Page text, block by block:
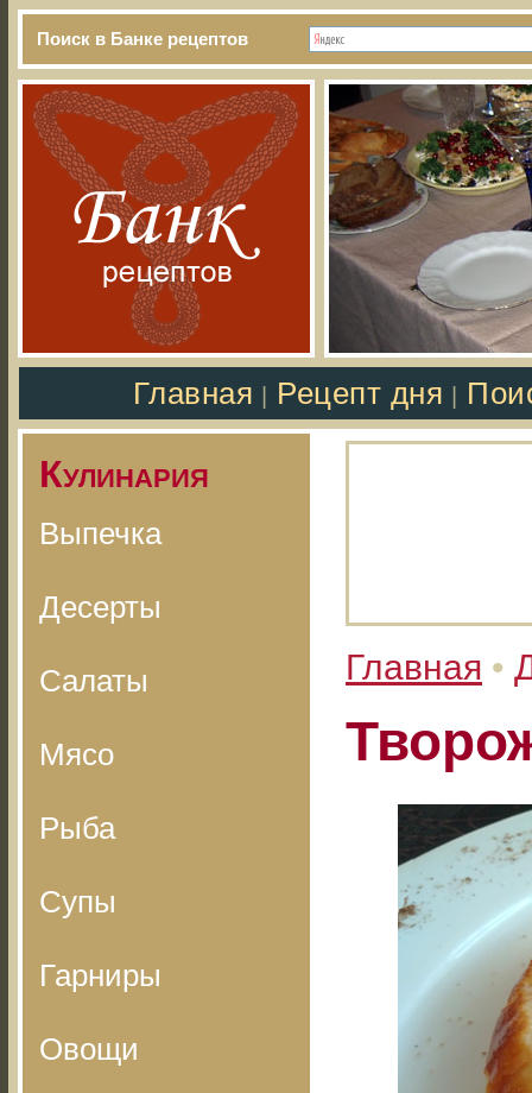
Поиск в Банке рецептов
Главная Рецепт дня
Кулинария
Выпечка
Десерты
Салаты
Мясо
Рыба
Супы
Гарниры
Овощи
Главная •